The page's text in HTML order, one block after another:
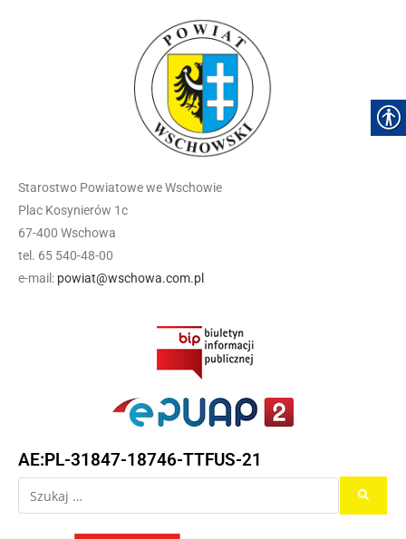
Starostwo Powiatowe we Wschowie
Plac Kosynierów 1c
67-400 Wschowa
tel. 65 540-48-00
e-mail: powiat@wschowa.com.pl
AE:PL-31847-18746-TTFUS-21